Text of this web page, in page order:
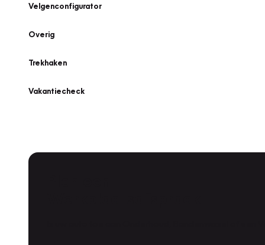
Velgenconfigurator
Overig
Trekhaken
Vakantiecheck